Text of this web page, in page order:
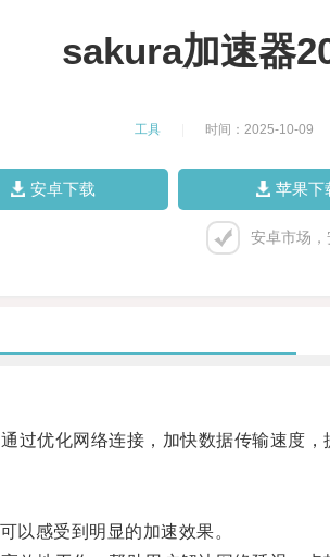
sakura加速器
工具 时间：2025-10-09
安卓下载 苹果下
安卓市场，
优化网络连接，加快数据传输速度，
感受到明显的加速效果。